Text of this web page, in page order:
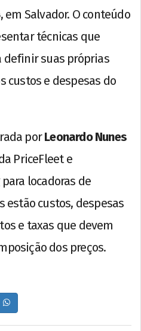
em Salvador. O conteúdo
técnicas que
definir suas próprias
custos e despesas do
porLeonardo Nunes
PriceFleet e
locadoras de
estão custos, despesas
e taxas que devem
dos preços.